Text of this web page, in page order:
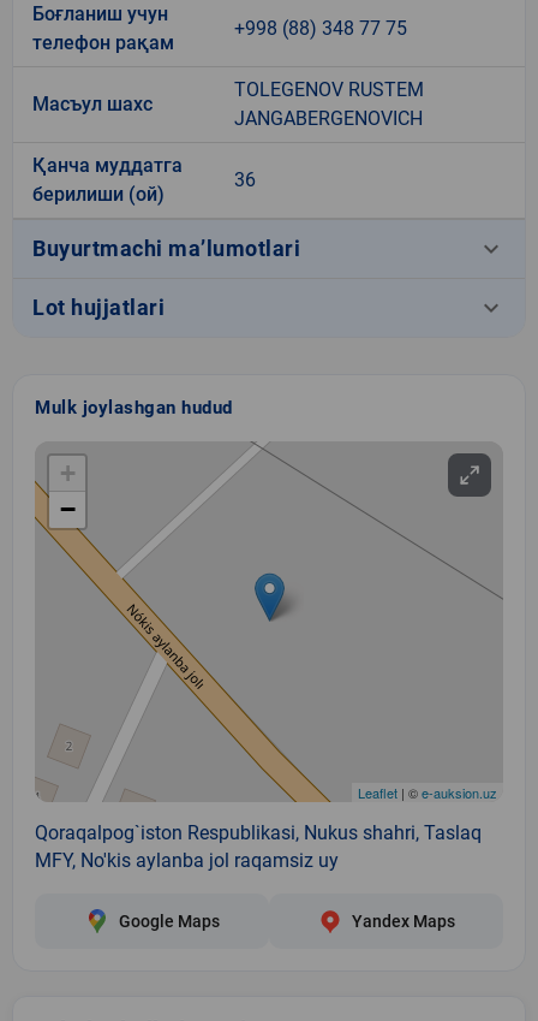
Боғланиш учун
телефон рақам
+998 (88) 348 77 75
Масъул шахс
TOLEGENOV RUSTEM
JANGABERGENOVICH
Қанча муддатга
берилиши (ой)
36
Buyurtmachi ma’lumotlari keyboard_arrow_down
Lot hujjatlari keyboard_arrow_down
Mulk joylashgan hudud
+
−
Leaflet | ©e-auksion.uz
Qoraqalpog`iston Respublikasi, Nukus shahri, Taslaq
MFY, No'kis aylanba jol raqamsiz uy
Google Maps Yandex Maps